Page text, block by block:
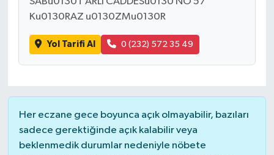
Ku0130RAZ u0130ZMu0130R
Yol Tarifi Al 0 (232) 572 35 49
Her eczane gece boyunca açık olmayabilir, bazıları
sadece gerektiğinde açık kalabilir veya
beklenmedik durumlar nedeniyle nöbete